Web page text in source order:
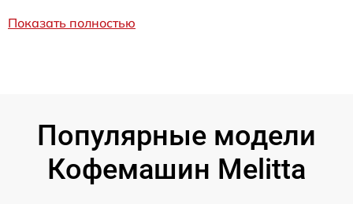
Показать полностью
Популярные модели
Кофемашин Melitta